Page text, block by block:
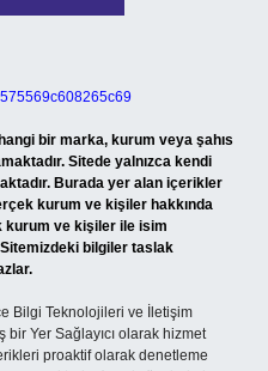
bir marka, kurum veya şahıs
Sitede yalnızca kendi
Burada yer alan içerikler
kurum ve kişiler hakkında
kurum ve kişiler ile isim
bilgiler taslak
Bilgi Teknolojileri ve İletişim
bir Yer Sağlayıcı olarak hizmet
proaktif olarak denetleme